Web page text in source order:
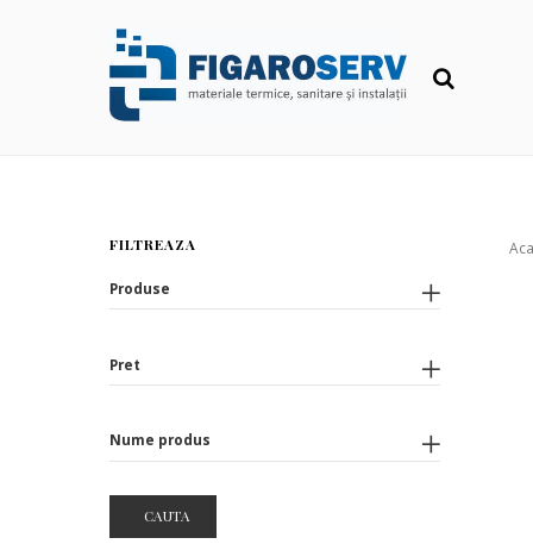
FILTREAZA
Produse
Pret
Nume produs
CAUTA